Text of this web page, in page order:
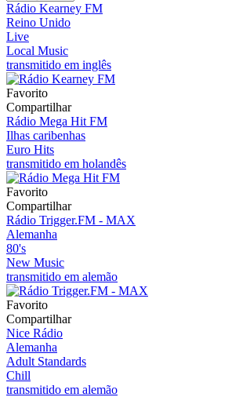
Rádio Kearney FM
Reino Unido
Live
Local Music
transmitido em inglês
Favorito
Compartilhar
Rádio Mega Hit FM
Ilhas caribenhas
Euro Hits
transmitido em holandês
Favorito
Compartilhar
Rádio Trigger.FM - MAX
Alemanha
80's
New Music
transmitido em alemão
Favorito
Compartilhar
Nice Rádio
Alemanha
Adult Standards
Chill
transmitido em alemão